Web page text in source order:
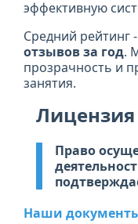
эффективную
Средний рейтинг -
отзывов за год.
прозрачность и
занятия.
Лицензия
Право
Наши